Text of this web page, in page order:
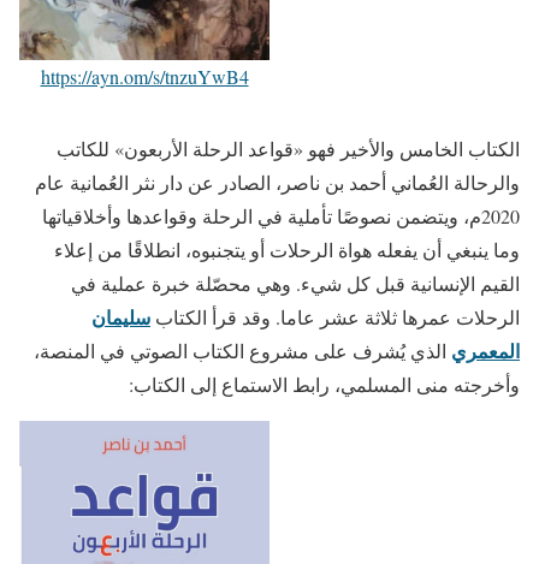
https://ayn.om/s/tnzuYwB4
الكتاب الخامس والأخير فهو «قواعد الرحلة الأربعون» للكاتب
والرحالة العُماني أحمد بن ناصر، الصادر عن دار نثر العُمانية عام
2020م، ويتضمن نصوصًا تأملية في الرحلة وقواعدها وأخلاقياتها
وما ينبغي أن يفعله هواة الرحلات أو يتجنبوه، انطلاقًا من إعلاء
القيم الإنسانية قبل كل شيء. وهي محصّلة خبرة عملية في
الرحلات عمرها ثلاثة عشر عاما. وقد قرأ الكتاب سليمان
المعمري الذي يُشرف على مشروع الكتاب الصوتي في المنصة،
وأخرجته منى المسلمي، رابط الاستماع إلى الكتاب: